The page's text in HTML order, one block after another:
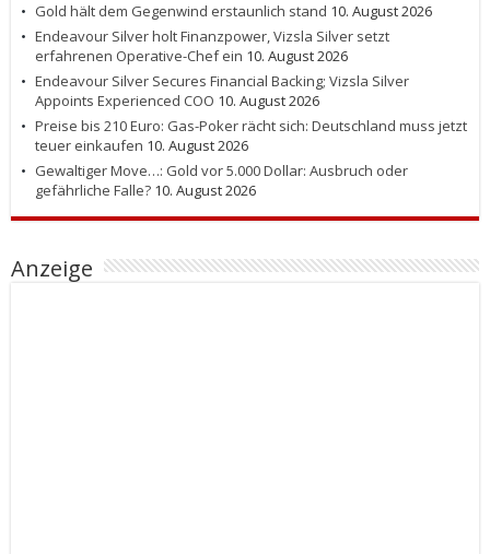
Gold hält dem Gegenwind erstaunlich stand 10. August 2026
Endeavour Silver holt Finanzpower, Vizsla Silver setzt
erfahrenen Operative-Chef ein 10. August 2026
Endeavour Silver Secures Financial Backing; Vizsla Silver
Appoints Experienced COO 10. August 2026
Preise bis 210 Euro: Gas-Poker rächt sich: Deutschland muss jetzt
teuer einkaufen 10. August 2026
Gewaltiger Move…: Gold vor 5.000 Dollar: Ausbruch oder
gefährliche Falle? 10. August 2026
Anzeige